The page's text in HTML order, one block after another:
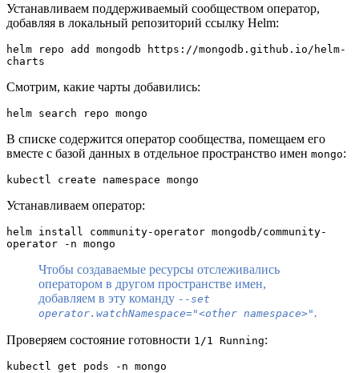
Устанавливаем поддерживаемый сообществом оператор,
добавляя в локальный репозиторий ссылку Helm:
helm repo add mongodb https://mongodb.github.io/helm-
charts
Смотрим, какие чарты добавились:
helm search repo mongo
В списке содержится оператор сообщества, помещаем его
вместе с базой данных в отдельное пространство имен mongo:
kubectl create namespace mongo
Устанавливаем оператор:
helm install community-operator mongodb/community-
operator -n mongo
Чтобы создаваемые ресурсы отслеживались
оператором в другом пространстве имен,
добавляем в эту команду --set
operator.watchNamespace="<other namespace>".
Проверяем состояние готовности 1/1 Running:
kubectl get pods -n mongo